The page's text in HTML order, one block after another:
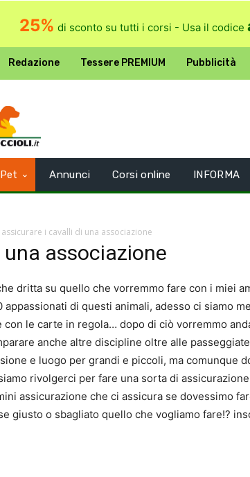
25% di sconto su tutti i corsi - Usa il codice
Redazione Tessere PREMIUM Pubblicità
Annunci Corsi online INFORMA
assicurare i cavalli di una associazione
associazione
dritta su quello che vorremmo fare con i miei
appassionati di questi animali, adesso ci siamo
con le carte in regola… dopo di ciò vorremmo
anche altre discipline oltre alle
e luogo per grandi e piccoli, ma comunque
rivolgerci per fare una sorta di
assicurazione che ci assicura se dovessimo
giusto o sbagliato quello che vogliamo fare!?